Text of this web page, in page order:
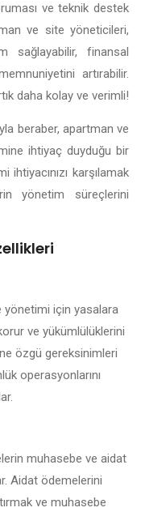
ve teknik destek
ve site yöneticileri,
sağlayabilir, finansal
artırabilir.
daha kolay ve verimli!
beraber, apartman ve
ihtiyaç duyduğu bir
karşılamak
yönetim süreçlerini
yönetimi için yasalara
ve yükümlülüklerini
özgü gereksinimleri
operasyonlarını
muhasebe ve aidat
Aidat ödemelerini
ve muhasebe